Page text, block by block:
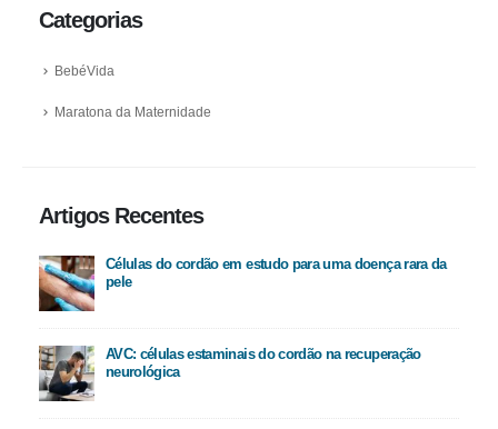
Categorias
BebéVida
Maratona da Maternidade
Artigos Recentes
Células do cordão em estudo para uma doença rara da
pele
AVC: células estaminais do cordão na recuperação
neurológica